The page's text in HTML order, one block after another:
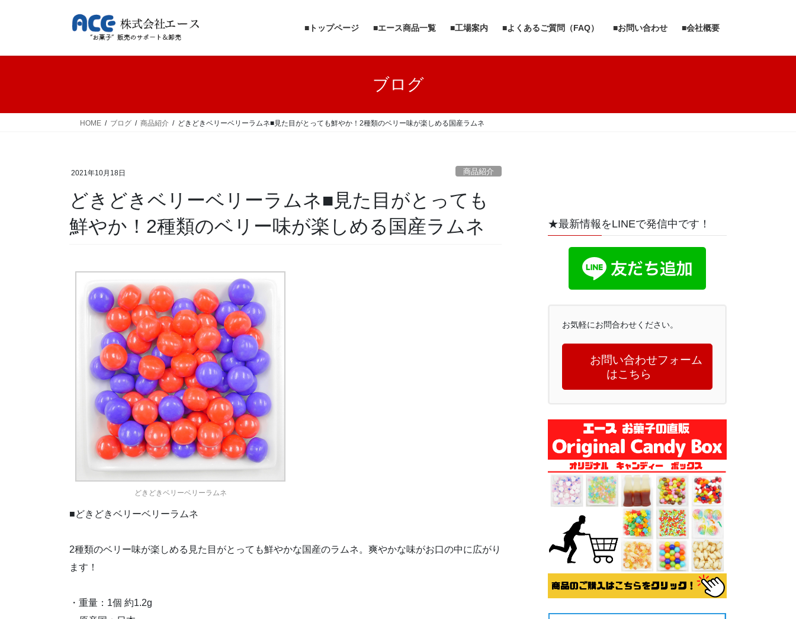
■トップページ ■エース商品一覧 ■工場案内 ■よくあるご質問（FAQ） ■お問い合わせ ■会社概要
ブログ
HOME ブログ 商品紹介 どきどきベリーベリーラムネ■見た目がとっても鮮やか！2種類のベリー味が楽しめる国産ラムネ
2021年10月18日 商品紹介
どきどきベリーベリーラムネ■見た目がとっても
鮮やか！2種類のベリー味が楽しめる国産ラムネ
どきどきベリーベリーラムネ
■どきどきベリーベリーラムネ
2種類のベリー味が楽しめる見た目がとっても鮮やかな国産のラムネ。爽やかな味がお口の中に広がり
ます！
・重量：1個 約1.2g
★最新情報をLINEで発信中です！
お気軽にお問合わせください。
お問い合わせフォーム
はこちら